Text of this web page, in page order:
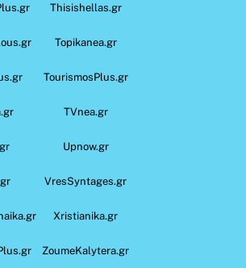
Thisishellas.gr
Topikanea.gr
TourismosPlus.gr
TVnea.gr
Upnow.gr
VresSyntages.gr
Xristianika.gr
ZoumeKalytera.gr